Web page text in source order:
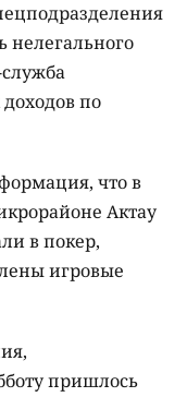
нелегального
по
что в
Актау
в покер,
игровые
пришлось